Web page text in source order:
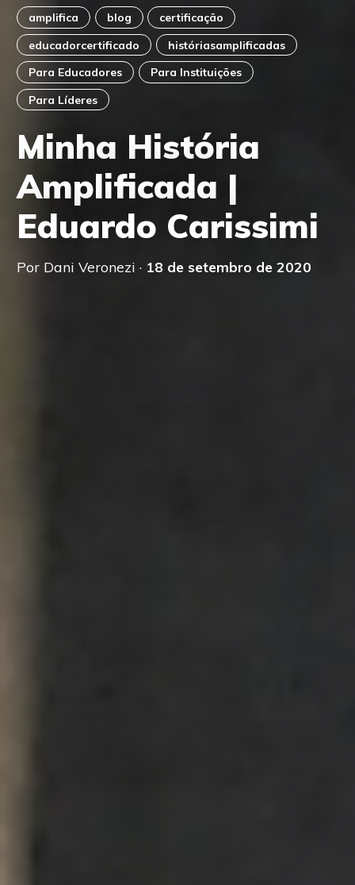
amplifica blog
certificação
educadorcertificado
históriasamplificadas
Para Educadores
Para Instituições
Para Líderes
Minha História
Amplificada |
Eduardo Carissimi
Por Dani Veronezi · 18 de setembro de 2020